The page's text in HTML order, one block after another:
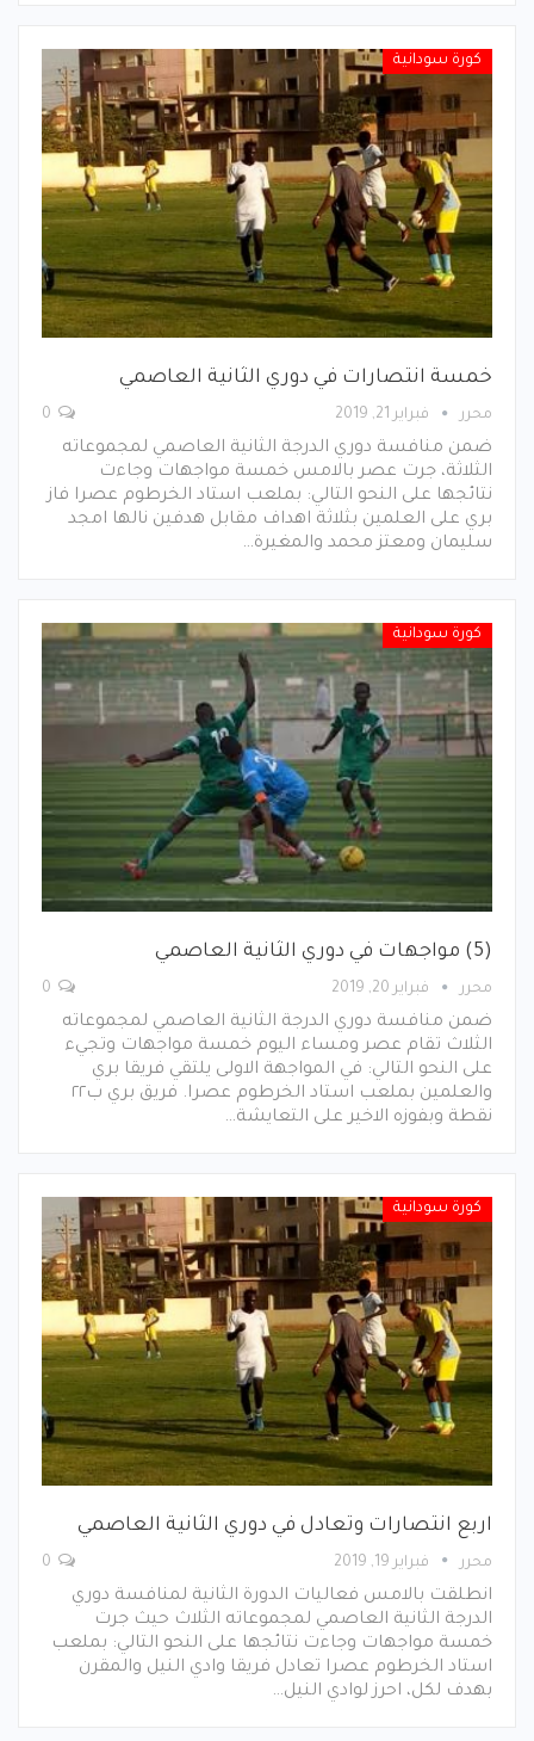
كورة سودانية
خمسة انتصارات في دوري الثانية العاصمي
محرر فبراير 21, 2019
ضمن منافسة دوري الدرجة الثانية العاصمي لمجموعاته
الثلاثة، جرت عصر بالامس خمسة مواجهات وجاءت
نتائجها على النحو التالي: بملعب استاد الخرطوم عصرا فاز
بري على العلمين بثلاثة اهداف مقابل هدفين نالها امجد
سليمان ومعتز محمد والمغيرة…
كورة سودانية
(5) مواجهات في دوري الثانية العاصمي
محرر فبراير 20, 2019
ضمن منافسة دوري الدرجة الثانية العاصمي لمجموعاته
الثلاث تقام عصر ومساء اليوم خمسة مواجهات وتجيء
على النحو التالي: في المواجهة الاولى يلتقي فريقا بري
والعلمين بملعب استاد الخرطوم عصرا. فريق بري ب٢٢
نقطة وبفوزه الاخير على التعايشة…
كورة سودانية
اربع انتصارات وتعادل في دوري الثانية العاصمي
محرر فبراير 19, 2019
انطلقت بالامس فعاليات الدورة الثانية لمنافسة دوري
الدرجة الثانية العاصمي لمجموعاته الثلاث حيث جرت
خمسة مواجهات وجاءت نتائجها على النحو التالي: بملعب
استاد الخرطوم عصرا تعادل فريقا وادي النيل والمقرن
بهدف لكل، احرز لوادي النيل…